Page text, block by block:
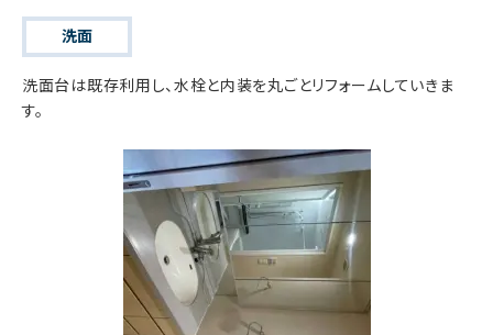
洗面
洗面台は既存利用し、水栓と内装を丸ごとリフォームしていきま
す。